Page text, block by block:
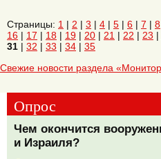
Страницы: 1 | 2 | 3 | 4 | 5 | 6 | 7 | 8
16 | 17 | 18 | 19 | 20 | 21 | 22 | 23 |
31 | 32 | 33 | 34 | 35
Свежие новости раздела
Опрос
Чем окончится
и Израиля?